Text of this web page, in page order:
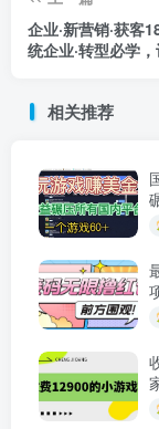
企业·新营销·获客
统企业·转型必学
相关推荐